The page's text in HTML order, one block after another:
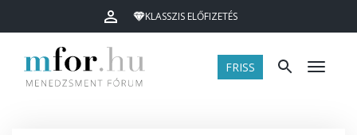
KLASSZIS ELŐFIZETÉS
FRISS Menü